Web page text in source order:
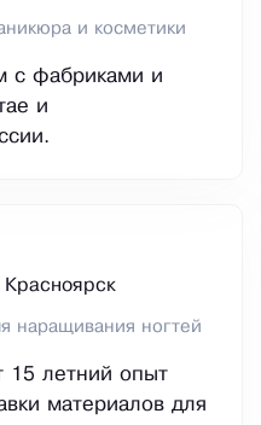
и косметики
с фабриками и
и
наращивания ногтей
15 летний опыт
материалов для